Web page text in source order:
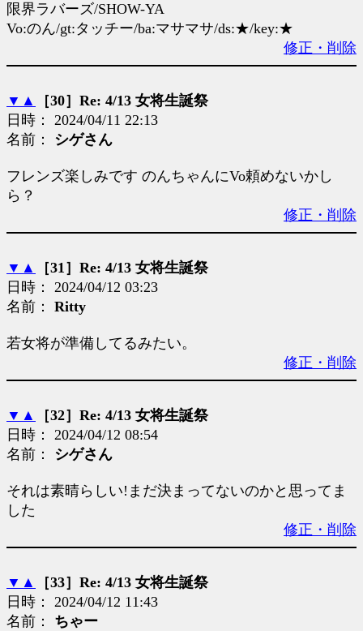
限界ラバーズ/SHOW-YA
Vo:のん/gt:タッチー/ba:マサマサ/ds:★/key:★
修正・削除
▼ ▲
［30］Re: 4/13 女将生誕祭
日時： 2024/04/11 22:13
名前： シゲさん
フレンズ楽しみです のんちゃんにVo頼めないかし
ら？
修正・削除
▼ ▲
［31］Re: 4/13 女将生誕祭
日時： 2024/04/12 03:23
名前： Ritty
若女将が準備してるみたい。
修正・削除
▼ ▲
［32］Re: 4/13 女将生誕祭
日時： 2024/04/12 08:54
名前： シゲさん
それは素晴らしい!まだ決まってないのかと思ってま
した
修正・削除
▼ ▲
［33］Re: 4/13 女将生誕祭
日時： 2024/04/12 11:43
名前： ちゃー